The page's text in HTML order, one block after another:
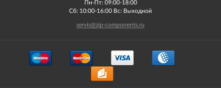
Пн-Пт: 09:00-18:00
Сб: 10:00-16:00 Вс: Выходной
servis@zip-components.ru